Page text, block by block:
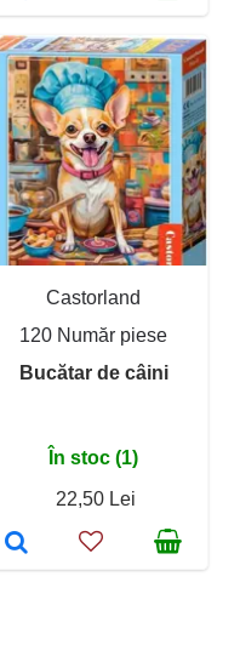
Castorland
120 Număr piese
Bucătar de câini
În stoc (1)
22,50 Lei